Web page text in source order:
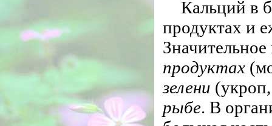
Кальций в
продуктах и
продуктах
зелени
рыбе. В